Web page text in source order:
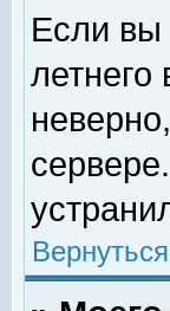
Если вы
летнего